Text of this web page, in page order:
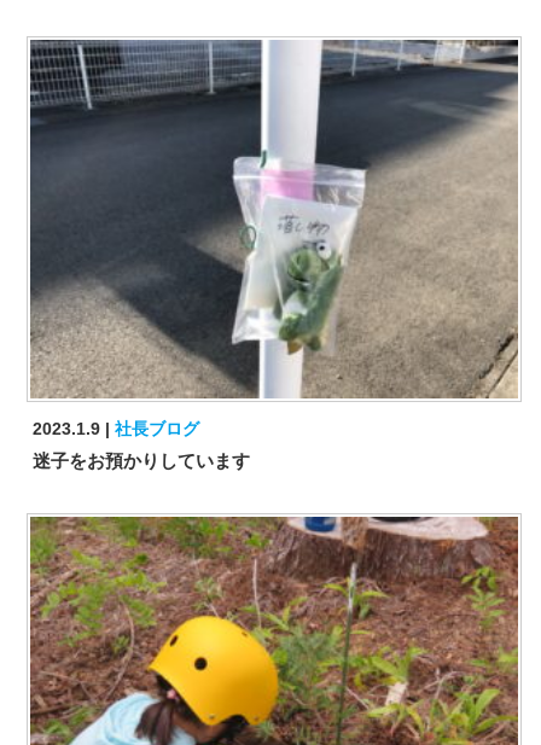
2023.1.9 社長ブログ
迷子をお預かりしています